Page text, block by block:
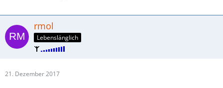
rmol
Lebenslänglich
21. Dezember 2017